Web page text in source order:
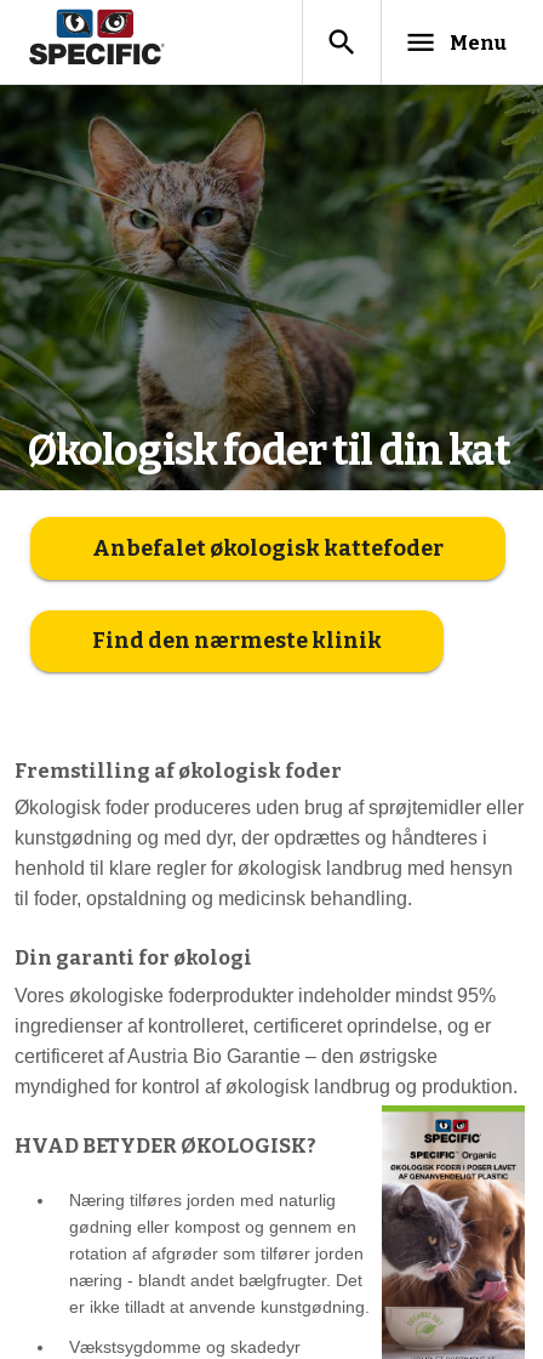
search menu Menu
Økologisk foder til din kat
Anbefalet økologisk kattefoder
Find den nærmeste klinik
Fremstilling af økologisk foder
Økologisk foder produceres uden brug af sprøjtemidler eller
kunstgødning og med dyr, der opdrættes og håndteres i
henhold til klare regler for økologisk landbrug med hensyn
til foder, opstaldning og medicinsk behandling.
Din garanti for økologi
Vores økologiske foderprodukter indeholder mindst 95%
ingredienser af kontrolleret, certificeret oprindelse, og er
certificeret af Austria Bio Garantie – den østrigske
myndighed for kontrol af økologisk landbrug og produktion.
HVAD BETYDER ØKOLOGISK?
Næring tilføres jorden med naturlig
gødning eller kompost og gennem en
rotation af afgrøder som tilfører jorden
næring - blandt andet bælgfrugter. Det
er ikke tilladt at anvende kunstgødning.
Vækstsygdomme og skadedyr